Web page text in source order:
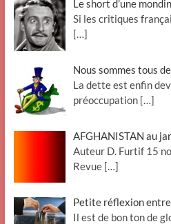
Le short d’une
Si les critiques
[…]
Nous sommes tous
La dette est enfin
préoccupation […]
AFGHANISTAN au
Auteur D. Furtif 15
Revue […]
Petite réflexion
Il est de bon ton de